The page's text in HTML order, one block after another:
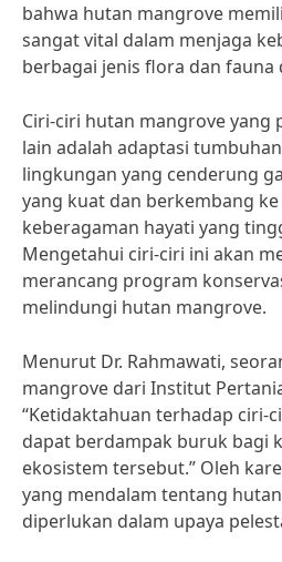
bahwa hutan mangrove
sangat vital dalam menjaga
berbagai jenis flora dan fauna
Ciri-ciri hutan mangrove yang
lain adalah adaptasi
lingkungan yang cenderung
yang kuat dan berkembang
keberagaman hayati yang
Mengetahui ciri-ciri ini akan
merancang program
melindungi hutan mangrove.
Menurut Dr. Rahmawati,
mangrove dari Institut
“Ketidaktahuan terhadap ciri-
dapat berdampak buruk bagi
ekosistem tersebut.” Oleh
yang mendalam tentang
diperlukan dalam upaya